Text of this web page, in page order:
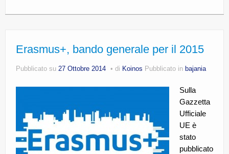
Erasmus+, bando generale per il 2015
Pubblicato su 27 Ottobre 2014 di Koinos Pubblicato in bajania
Sulla
Gazzetta
Ufficiale
UE è
stato
pubblicato